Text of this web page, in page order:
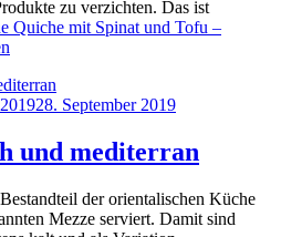
zu verzichten. Das ist
Quiche mit Spinat und Tofu –
28. September 2019
und mediterran
der orientalischen Küche
Mezze serviert. Damit sind